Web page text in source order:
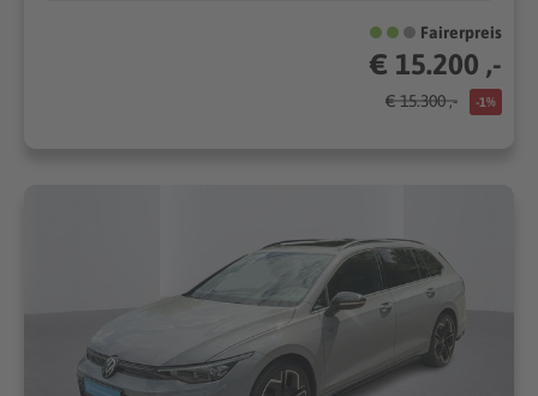
Fairerpreis
€ 15.200 ,-
€ 15.300 ,- -1%